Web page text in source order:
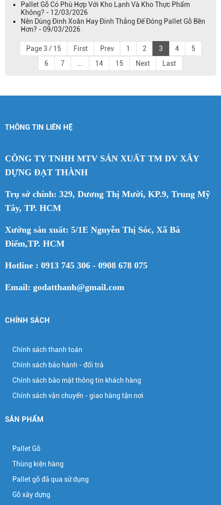
Pallet Gỗ Có Phù Hợp Với Kho Lạnh Và Kho Thực Phẩm
Không? - 12/03/2026
Nên Dùng Đinh Xoắn Hay Đinh Thẳng Để Đóng Pallet Gỗ Bền
Hơn? - 09/03/2026
Page 3 / 15 First Prev 1 2 3 4
5
6
7 14 15 Next Last
THÔNG TIN LIÊN HỆ
CÔNG TY TNHH MTV SẢN XUẤT TM DV XÂY
DỰNG ĐẠT THÀNH
Trụ sở chính: 329, Dương Thị Mười, KP.9, Trung Mỹ
Tây, TP. HCM
Xưởng sản xuất: 5/1E Nguyễn Thị Sóc, Xã Bà
Điểm,TP. HCM
Hotline : 0913 745 306 - 0908 678 075
Email: godatthanh@gmail.com
CHÍNH SÁCH
Chính sách thanh toán
Chính sách bảo hành - đổi trả
Chính sách bảo mật thông tin khách hàng
Chính sách vận chuyển - giao hàng tận nơi
SẢN PHẨM
Pallet Gỗ
Thùng kiện hàng
Pallet gỗ đã qua sử dụng
Gỗ xây dựng